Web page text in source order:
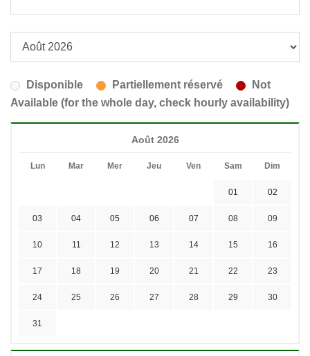
Disponible Partiellement réservé
Not
Available (for the whole day, check hourly availability)
Août 2026
Lun Mar Mer Jeu Ven Sam Dim
01 02
03 04 05 06 07 08 09
10 11 12 13 14 15 16
17 18 19 20 21 22 23
24 25 26 27 28 29 30
31